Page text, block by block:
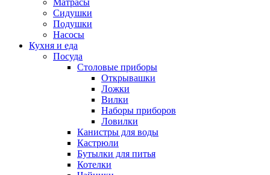
Матрасы
Сидушки
Подушки
Насосы
Кухня и еда
Посуда
Столовые приборы
Открывашки
Ложки
Вилки
Наборы приборов
Ловилки
Канистры для воды
Кастрюли
Бутылки для питья
Котелки